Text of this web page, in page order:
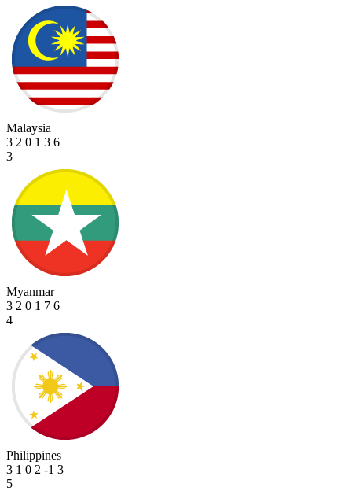
Malaysia
3 2 0 1 3 6
3
Myanmar
3 2 0 1 7 6
4
Philippines
3 1 0 2 -1 3
5